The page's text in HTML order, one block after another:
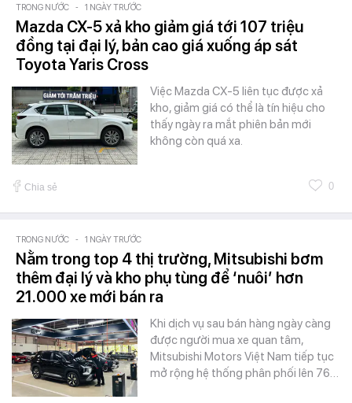
TRONG NƯỚC - 1 NGÀY TRƯỚC
Mazda CX-5 xả kho giảm giá tới 107 triệu
đồng tại đại lý, bản cao giá xuống áp sát
Toyota Yaris Cross
Việc Mazda CX-5 liên tục được xả
kho, giảm giá có thể là tín hiệu cho
thấy ngày ra mắt phiên bản mới
không còn quá xa.
Chia sẻ 0
TRONG NƯỚC - 1 NGÀY TRƯỚC
Nằm trong top 4 thị trường, Mitsubishi bơm
thêm đại lý và kho phụ tùng để ‘nuôi’ hơn
21.000 xe mới bán ra
Khi dịch vụ sau bán hàng ngày càng
được người mua xe quan tâm,
Mitsubishi Motors Việt Nam tiếp tục
mở rộng hệ thống phân phối lên 76…